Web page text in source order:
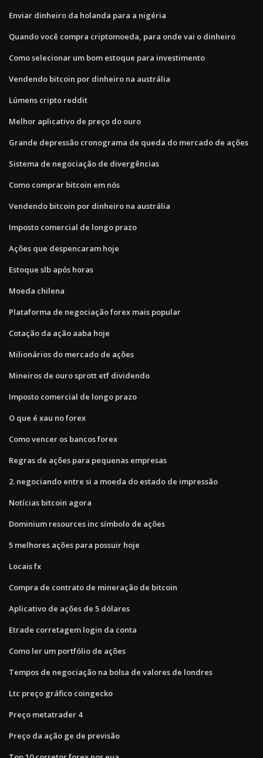
Enviar dinheiro da holanda para a nigéria
Quando você compra criptomoeda, para onde vai o dinheiro
Como selecionar um bom estoque para investimento
Vendendo bitcoin por dinheiro na austrália
Lúmens cripto reddit
Melhor aplicativo de preço do ouro
Grande depressão cronograma de queda do mercado de ações
Sistema de negociação de divergências
Como comprar bitcoin em nós
Vendendo bitcoin por dinheiro na austrália
Imposto comercial de longo prazo
Ações que despencaram hoje
Estoque slb após horas
Moeda chilena
Plataforma de negociação forex mais popular
Cotação da ação aaba hoje
Milionários do mercado de ações
Mineiros de ouro sprott etf dividendo
Imposto comercial de longo prazo
O que é xau no forex
Como vencer os bancos forex
Regras de ações para pequenas empresas
2. negociando entre si a moeda do estado de impressão
Notícias bitcoin agora
Dominium resources inc símbolo de ações
5 melhores ações para possuir hoje
Locais fx
Compra de contrato de mineração de bitcoin
Aplicativo de ações de 5 dólares
Etrade corretagem login da conta
Como ler um portfólio de ações
Tempos de negociação na bolsa de valores de londres
Ltc preço gráfico coingecko
Preço metatrader 4
Preço da ação ge de previsão